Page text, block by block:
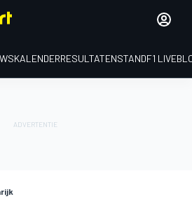
KALENDERRESULTATENSTANDF1